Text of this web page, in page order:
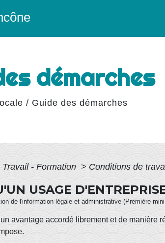
démarches
/ Guide des démarches
Travail - Formation > Conditions de
USAGE
de l'information légale et administrative (Première
avantage accordé librement et de